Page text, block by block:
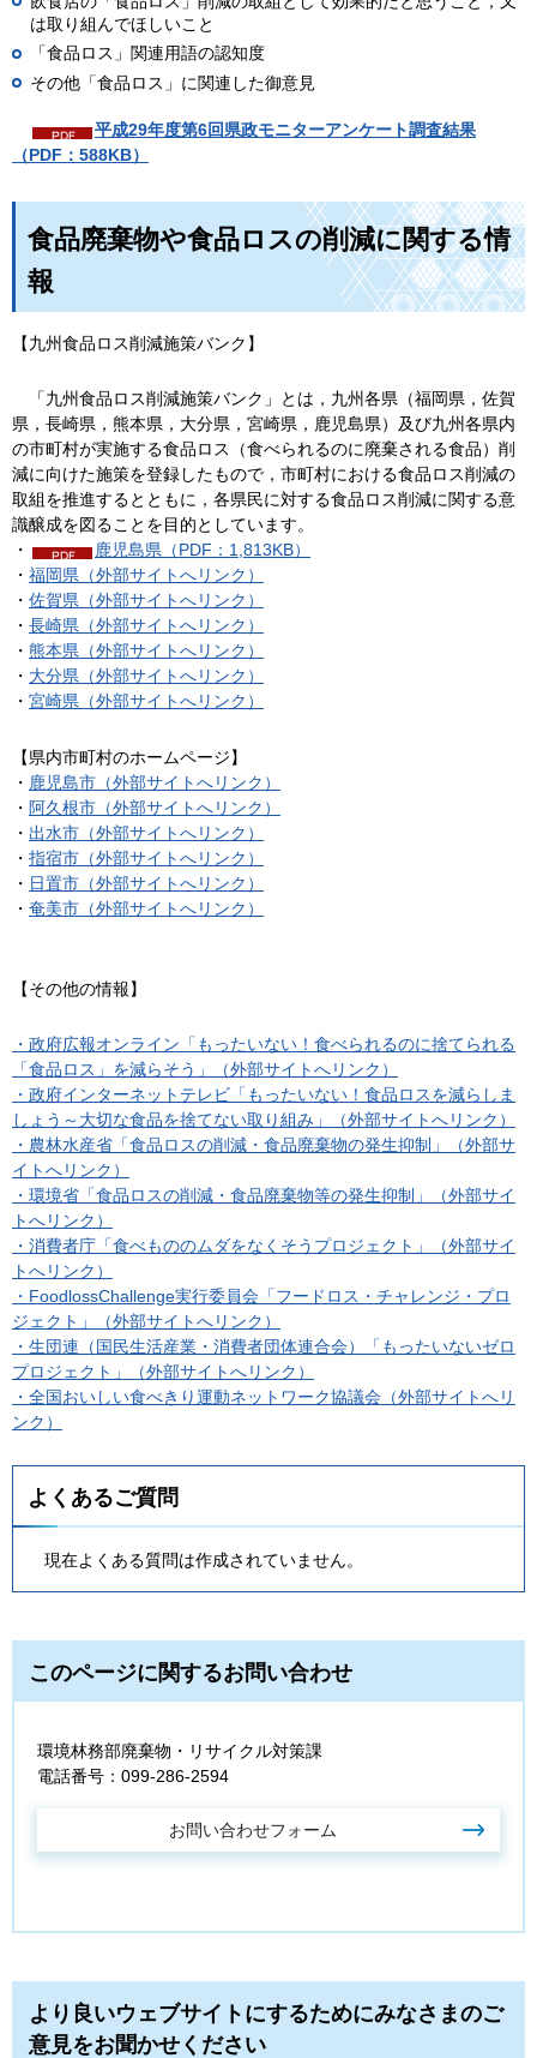
は取り組んでほしいこと
「食品ロス」関連用語の認知度
その他「食品ロス」に関連した御意見
平成29年度第6回県政モニターアンケート調査結果
（PDF：588KB）
食品廃棄物や食品ロスの削減に関する情
報
【九州食品ロス削減施策バンク】
「九州食品ロス削減施策バンク」とは，九州各県（福岡県，佐賀
県，長崎県，熊本県，大分県，宮崎県，鹿児島県）及び九州各県内
の市町村が実施する食品ロス（食べられるのに廃棄される食品）削
減に向けた施策を登録したもので，市町村における食品ロス削減の
取組を推進するとともに，各県民に対する食品ロス削減に関する意
識醸成を図ることを目的としています。
・
鹿児島県（PDF：1,813KB）
・ 福岡県（外部サイトへリンク）
・ 佐賀県（外部サイトへリンク）
・ 長崎県（外部サイトへリンク）
・ 熊本県（外部サイトへリンク）
・ 大分県（外部サイトへリンク）
・ 宮崎県（外部サイトへリンク）
【県内市町村のホームページ】
・ 鹿児島市（外部サイトへリンク）
・ 阿久根市（外部サイトへリンク）
・ 出水市（外部サイトへリンク）
・ 指宿市（外部サイトへリンク）
・ 日置市（外部サイトへリンク）
・ 奄美市（外部サイトへリンク）
【その他の情報】
・政府広報オンライン「もったいない！食べられるのに捨てられる
「食品ロス」を減らそう」（外部サイトへリンク）
・政府インターネットテレビ「もったいない！食品ロスを減らしま
しょう～大切な食品を捨てない取り組み」（外部サイトへリンク）
・農林水産省「食品ロスの削減・食品廃棄物の発生抑制」（外部サ
イトへリンク）
・環境省「食品ロスの削減・食品廃棄物等の発生抑制」（外部サイ
トへリンク）
・消費者庁「食べもののムダをなくそうプロジェクト」（外部サイ
トへリンク）
・FoodlossChallenge実行委員会「フードロス・チャレンジ・プロ
ジェクト」（外部サイトへリンク）
・生団連（国民生活産業・消費者団体連合会）「もったいないゼロ
プロジェクト」（外部サイトへリンク）
・全国おいしい食べきり運動ネットワーク協議会（外部サイトへリ
ンク）
よくあるご質問
現在よくある質問は作成されていません。
このページに関するお問い合わせ
環境林務部廃棄物・リサイクル対策課
電話番号：099-286-2594
より良いウェブサイトにするためにみなさまのご
意見をお聞かせください